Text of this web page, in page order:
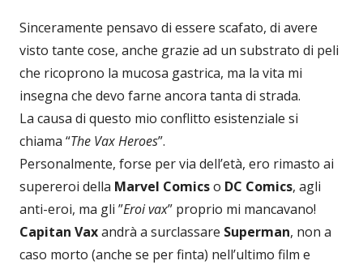
Sinceramente pensavo di essere scafato, di avere
visto tante cose, anche grazie ad un substrato di peli
che ricoprono la mucosa gastrica, ma la vita mi
insegna che devo farne ancora tanta di strada.
La causa di questo mio conflitto esistenziale si
chiama “The Vax Heroes”.
Personalmente, forse per via dell’età, ero rimasto ai
supereroi della Marvel Comicso DC Comics, agli
anti-eroi, ma gli ”Eroi vax” proprio mi mancavano!
Capitan Vaxandrà a surclassare Superman, non a
caso morto (anche se per finta) nell’ultimo film e